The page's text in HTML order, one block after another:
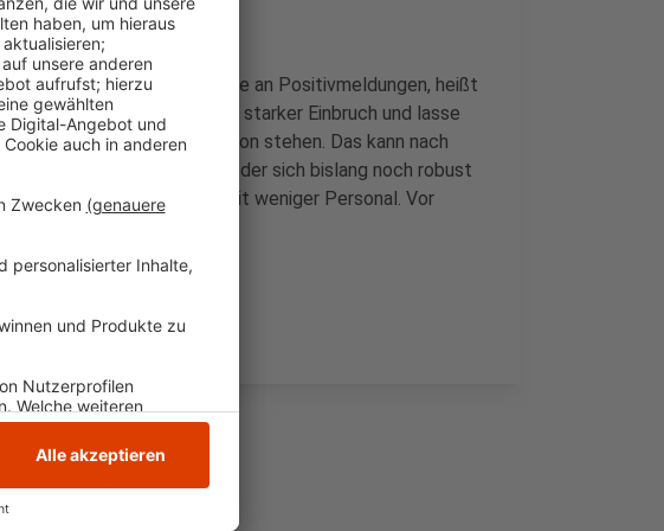
sie 20 bis 30 Prozentpunkte an Positivmeldungen, heißt
Vergleich ein sehr starker Einbruch und lasse
Schwelle zu einer Rezession stehen. Das kann nach
durchschlagen, der sich bislang noch robust
plant demnach mit weniger Personal. Vor